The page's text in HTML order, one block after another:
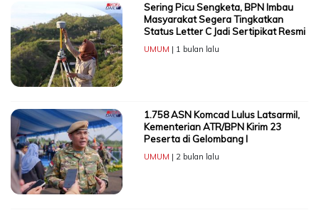
Sering Picu Sengketa, BPN Imbau
Masyarakat Segera Tingkatkan
Status Letter C Jadi Sertipikat Resmi
UMUM | 1 bulan lalu
1.758 ASN Komcad Lulus Latsarmil,
Kementerian ATR/BPN Kirim 23
Peserta di Gelombang I
UMUM | 2 bulan lalu